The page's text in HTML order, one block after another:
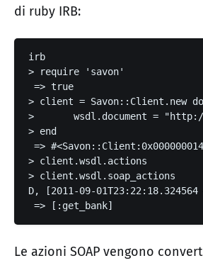
di ruby IRB:
irb
> require 'savon'
=> true
> client = Savon::Client.new do
>       wsdl.document = "http://
> end
=>
> client.wsdl.actions
> client.wsdl.soap_actions
D, [2011-09-
=> [:get_bank]
Le azioni SOAP vengono